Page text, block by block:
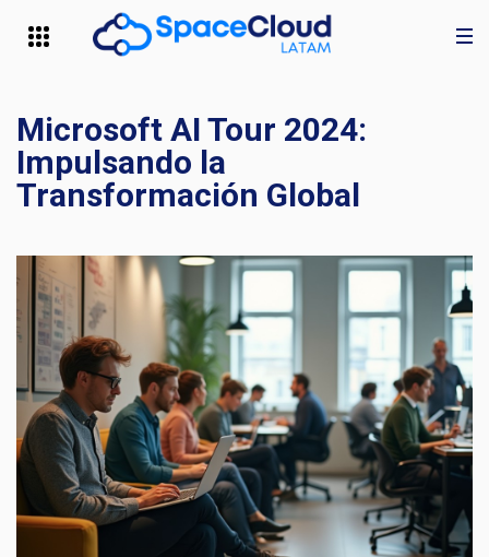
Microsoft AI Tour 2024:
Impulsando la
Transformación Global